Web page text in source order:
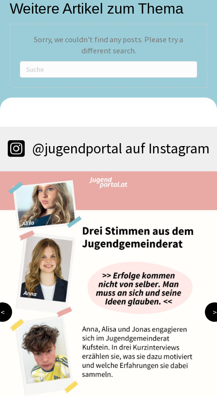
Weitere Artikel zum Thema
Sorry, we couldn't find any posts. Please try a
different search.
@jugendportal auf Instagram
< >